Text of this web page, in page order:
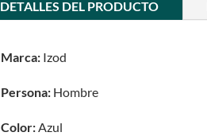
DETALLES DEL PRODUCTO
Marca: Izod
Persona: Hombre
Color:Azul